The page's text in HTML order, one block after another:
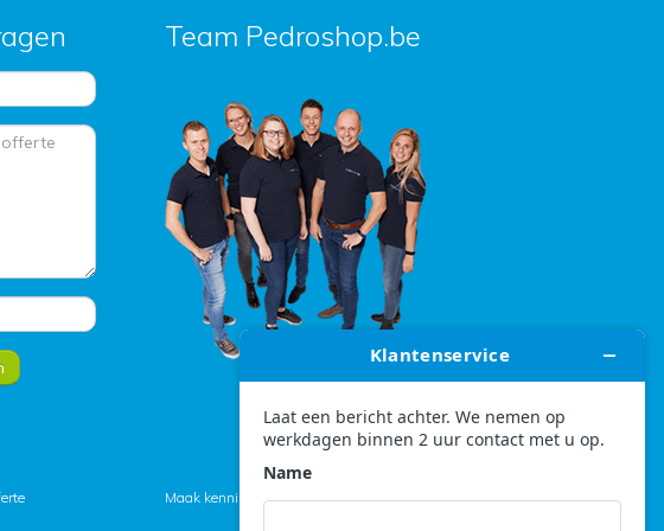
Team Pedroshop.be
Maak kennis met het team >